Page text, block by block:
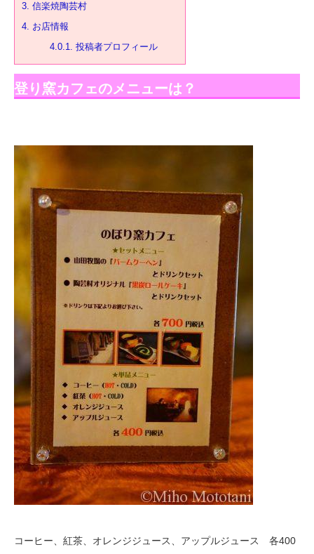
3. 信楽焼陶芸村
4. お店情報
4.0.1. 投稿者プロフィール
登り窯カフェのメニューは？
コーヒー、紅茶、オレンジジュース、アップルジュース 各400